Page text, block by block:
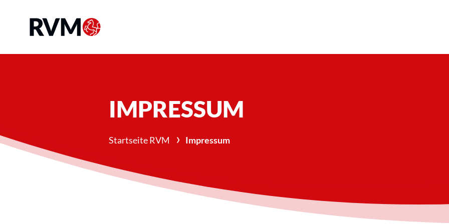
IMPRESSUM
Startseite RVM › Impressum